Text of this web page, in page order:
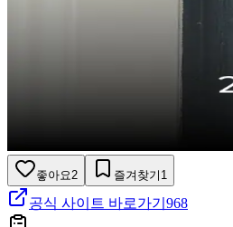
좋아요 2 즐겨찾기 1
공식 사이트 바로가기 968